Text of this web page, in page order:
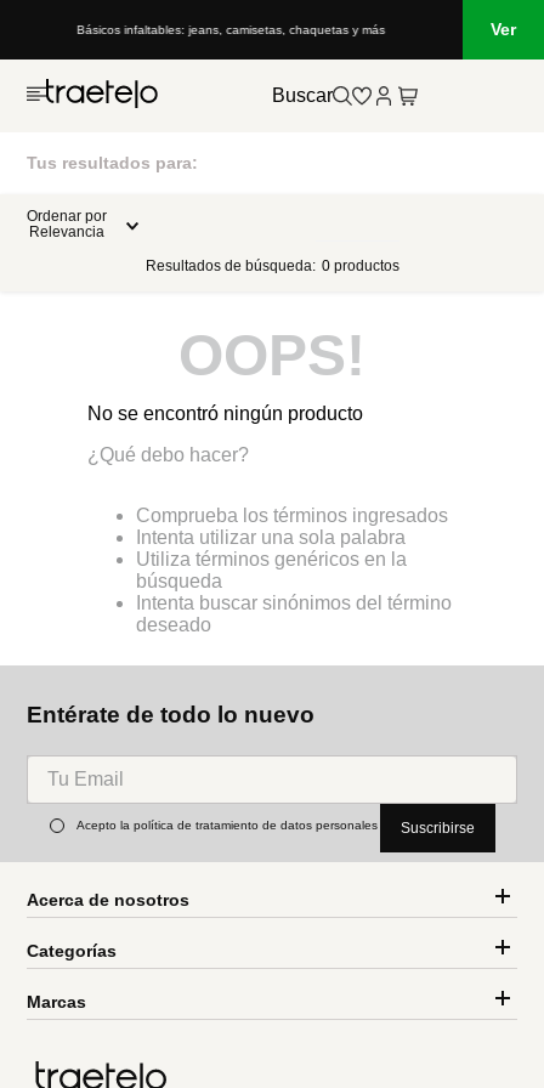
Básicos infaltables: jeans, camisetas, chaquetas y más Ver
Buscar
Tus resultados para:
Ordenar por
Relevancia
Resultados de búsqueda: 0 productos
OOPS!
No se encontró ningún producto
¿Qué debo hacer?
Comprueba los términos ingresados
Intenta utilizar una sola palabra
Utiliza términos genéricos en la
búsqueda
Intenta buscar sinónimos del término
deseado
Entérate de todo lo nuevo
Acepto la política de tratamiento de datos personales Suscribirse
Acerca de nosotros
Categorías
Marcas